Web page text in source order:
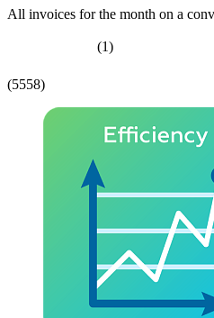
All invoices for the month on a
(1)
(5558)